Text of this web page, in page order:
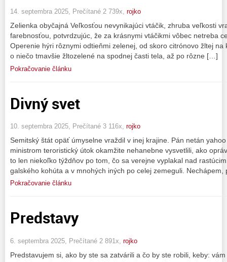
14. septembra 2025, Prečítané 2 739x, rojko
Zelienka obyčajná Veľkosťou nevynikajúci vtáčik, zhruba veľkosti
farebnosťou, potvrdzujúc, že za krásnymi vtáčikmi vôbec netreba
Operenie hýri rôznymi odtieňmi zelenej, od skoro citrónovo žltej
o niečo tmavšie žltozelené na spodnej časti tela, až po rôzne […]
Pokračovanie článku
Divný svet
10. septembra 2025, Prečítané 3 116x, rojko
Semitský štát opäť úmyselne vraždil v inej krajine. Pán netán
ministrom teroristický útok okamžite nehanebne vysvetlili, ako
to len niekoľko týždňov po tom, čo sa verejne vyplakal nad
galského kohúta a v mnohých iných po celej zemeguli.
Pokračovanie článku
Predstavy
6. septembra 2025, Prečítané 2 891x, rojko
Predstavujem si, ako by ste sa zatvárili a čo by ste robili, keby: